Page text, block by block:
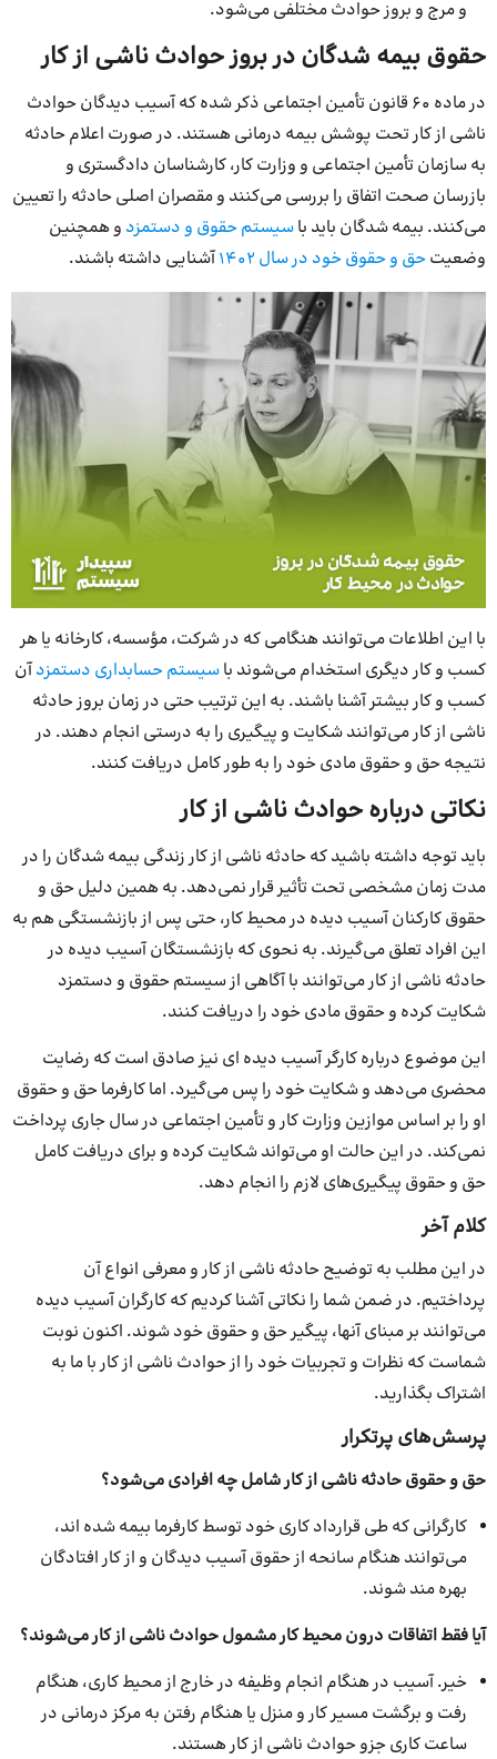
و مرج و بروز حوادث مختلفی می‌شود.
حقوق بیمه شدگان در بروز حوادث ناشی از کار
در ماده 60 قانون تأمین اجتماعی ذکر شده که آسیب دیدگان حوادث
ناشی از کار تحت پوشش بیمه درمانی هستند. در صورت اعلام حادثه
به سازمان تأمین اجتماعی و وزارت کار، کارشناسان دادگستری و
بازرسان صحت اتفاق را بررسی می‌کنند و مقصران اصلی حادثه را تعیین
می‌کنند. بیمه شدگان باید باسیستم حقوق و دستمزد و همچنین
وضعیتحق و حقوق خود در سال 1402 آشنایی داشته باشند.
با این اطلاعات می‌توانند هنگامی که در شرکت، مؤسسه، کارخانه یا هر
کسب و کار دیگری استخدام می‌شوند باسیستم حسابداری دستمزدآن
کسب و کار بیشتر آشنا باشند. به این ترتیب حتی در زمان بروز حادثه
ناشی از کار می‌توانند شکایت و پیگیری را به درستی انجام دهند. در
نتیجه حق و حقوق مادی خود را به طور کامل دریافت کنند.
نکاتی درباره حوادث ناشی از کار
باید توجه داشته باشید که حادثه ناشی از کار زندگی بیمه شدگان را در
مدت زمان مشخصی تحت تأثیر قرار نمی‌دهد. به همین دلیل حق و
حقوق کارکنان آسیب دیده در محیط کار، حتی پس از بازنشستگی هم به
این افراد تعلق می‌گیرند. به نحوی که بازنشستگان آسیب دیده در
حادثه ناشی از کار می‌توانند با آگاهی از سیستم حقوق و دستمزد
شکایت کرده و حقوق مادی خود را دریافت کنند.
این موضوع درباره کارگر آسیب دیده ای نیز صادق است که رضایت
محضری می‌دهد و شکایت خود را پس می‌گیرد. اما کارفرما حق و حقوق
او را بر اساس موازین وزارت کار و تأمین اجتماعی در سال جاری پرداخت
نمی‌کند. در این حالت او می‌تواند شکایت کرده و برای دریافت کامل
حق و حقوق پیگیری‌های لازم را انجام دهد.
کلام آخر
در این مطلب به توضیح حادثه ناشی از کار و معرفی انواع آن
پرداختیم. در ضمن شما را نکاتی آشنا کردیم که کارگران آسیب دیده
می‌توانند بر مبنای آنها، پیگیر حق و حقوق خود شوند. اکنون نوبت
شماست که نظرات و تجربیات خود را از حوادث ناشی از کار با ما به
اشتراک بگذارید.
پرسش‌های پرتکرار
حق و حقوق حادثه ناشی از کار شامل چه افرادی می‌شود؟
کارگرانی که طی قرارداد کاری خود توسط کارفرما بیمه شده اند،
می‌توانند هنگام سانحه از حقوق آسیب دیدگان و از کار افتادگان
بهره مند شوند.
آیا فقط اتفاقات درون محیط کار مشمول حوادث ناشی از کار می‌شوند؟
خیر. آسیب در هنگام انجام وظیفه در خارج از محیط کاری، هنگام
رفت و برگشت مسیر کار و منزل یا هنگام رفتن به مرکز درمانی در
ساعت کاری جزو حوادث ناشی از کار هستند.